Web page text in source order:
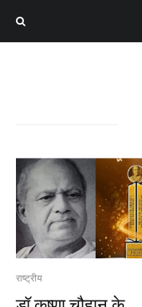
राष्ट्रीय